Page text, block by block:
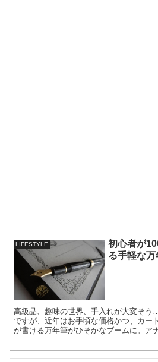
LIFESTYLE
初心者が
る手軽な
高級品、趣味の世界、手入れが大変そ
ですが、近年はお手頃な価格かつ、カー
が書ける万年筆がひそかなブームに。ア
本を見つけてみては？？万年筆がイッキ
紹介。